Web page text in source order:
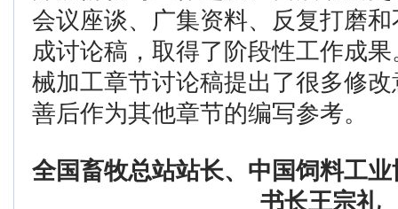
会议座谈、广集资料、反复打磨
成讨论稿，取得了阶段性工作成
械加工章节讨论稿提出了很多修
善后作为其他章节的编写参考。
全国畜牧总站站长、中国饲料工
书长王宗礼